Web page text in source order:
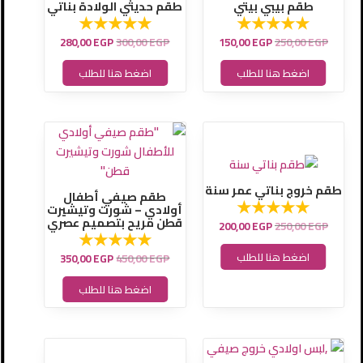
طقم بيبي بيتي
250,00EGP
هو:
250,00 EGP.
150,00EGP
اضغط هنا للطلب
طقم حديثي الولادة بناتي
300,00EGP
هو:
300,00 EGP.
280,00EGP
هو:
280,00 EGP.
اضغط هنا للطلب
طقم خروج بناتي عمر سنة
250,00EGP
هو:
250,00 EGP.
200,00EGP
اضغط هنا للطلب
طقم صيفي أطفال
أولادي – شورت وتيشيرت
قطن مريح بتصميم عصري
450,00EGP
السعر
الأصلي
هو:
450,00 EGP.
350,00EGP
السعر
الحالي
هو:
اضغط هنا للطلب
السعر
الأصلي
السعر
الحالي